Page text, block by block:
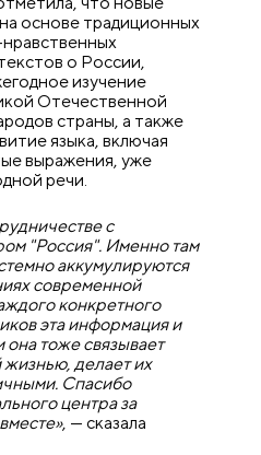
основе традиционных
о России,
изучение
Отечественной
страны, а также
языка, включая
выражения, уже
речи.
с
"Россия". Именно там
аккумулируются
современной
конкретного
эта информация и
она тоже связывает
жизнью, делает их
Спасибо
центра за
, — сказала